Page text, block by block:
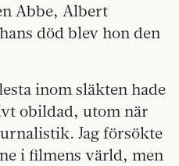
Abbe, Albert
död blev hon den
inom släkten hade
obildad, utom när
Jag försökte
i filmens värld, men